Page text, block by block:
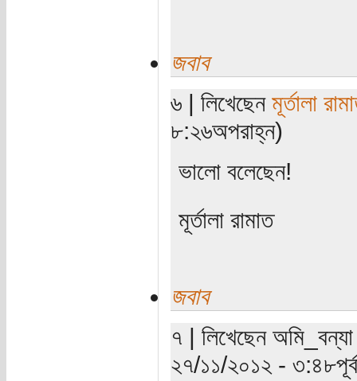
জবাব
৬ | লিখেছেন মূর্তালা
৮:২৬অপরাহ্ন)
ভালো বলেছেন!
মূর্তালা রামাত
জবাব
৭ | লিখেছেন
২৭/১১/২০১২ -